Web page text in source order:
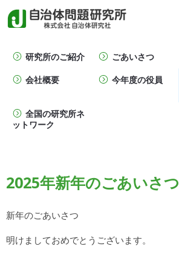
研究所のご紹介 ごあいさつ
会社概要
今年度の役員
全国の研究所ネ
ットワーク
2025年新年のごあいさつ
新年のごあいさつ
明けましておめでとうございます。